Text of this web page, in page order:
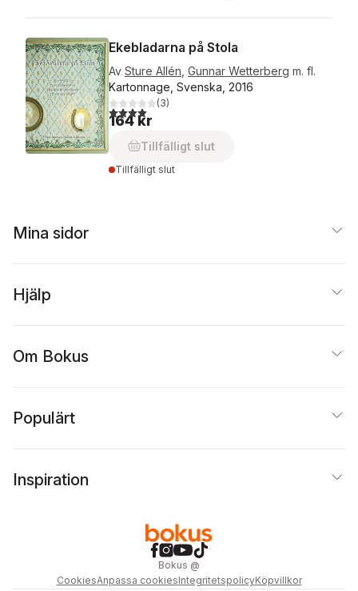
Ekebladarna på Stola
Av Sture Allén Gunnar Wetterberg m. fl.
Kartonnage, Svenska, 2016
4,0utav 5 stjärnor. Totalt antal röster:
(3)
164 kr
Tillfälligt slut
Tillfälligt slut
Mina sidor
Hjälp
Om Bokus
Populärt
Inspiration
Bokus @
CookiesAnpassa cookiesIntegritetspolicyKöpvillkor